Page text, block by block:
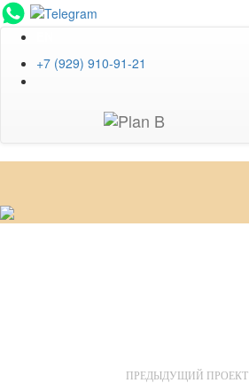
+7 (929) 910-91-21
ПРЕДЫДУЩИЙ ПРОЕКТ